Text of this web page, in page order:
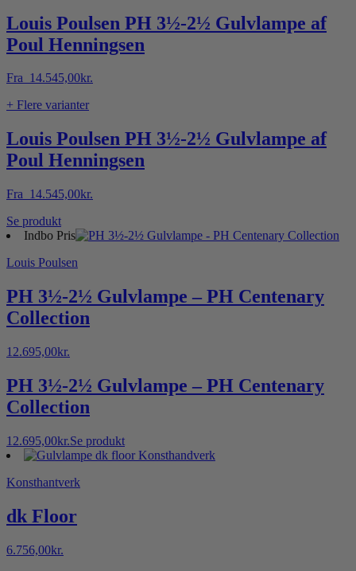
Louis Poulsen PH 3½-2½ Gulvlampe af
Poul Henningsen
Fra 14.545,00kr.
+ Flere varianter
Louis Poulsen PH 3½-2½ Gulvlampe af
Poul Henningsen
Fra 14.545,00kr.
Se produktDette
vare
flere
Mulighederne
kan
vælges
varesiden
Indbo Pris
Louis Poulsen
PH 3½-2½ Gulvlampe – PH Centenary
Collection
12.695,00kr.
PH 3½-2½ Gulvlampe – PH Centenary
Collection
12.695,00kr.Se produkt
Konsthantverk
dk Floor
6.756,00kr.